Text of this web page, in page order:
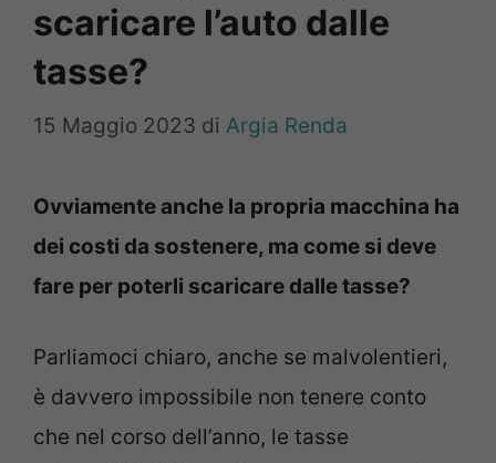
scaricare l’auto dalle
tasse?
15 Maggio 2023 di Argia Renda
Ovviamente anche la propria macchina ha
dei costi da sostenere, ma come si deve
fare per poterli scaricare dalle tasse?
Parliamoci chiaro, anche se malvolentieri,
è davvero impossibile non tenere conto
che nel corso dell’anno, le tasse